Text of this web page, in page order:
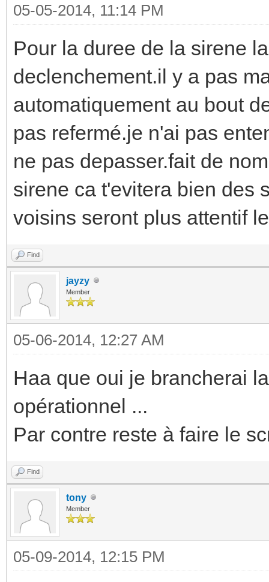
05-05-2014, 11:14 PM
Pour la duree de la sirene
declenchement.il y a pas
automatiquement au bout
pas refermé.je n'ai pas
ne pas depasser.fait de
sirene ca t'evitera bien des
voisins seront plus attentif
Find
jayzy
Member
05-06-2014, 12:27 AM
Haa que oui je brancherai
opérationnel ...
Par contre reste à faire le
Find
tony
Member
05-09-2014, 12:15 PM